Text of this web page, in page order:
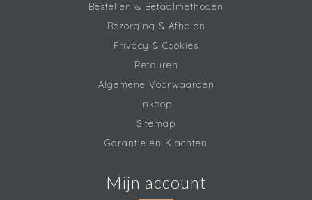
Bestellen & Betaalmethoden
Bezorging & Afhalen
Privacy & Cookies
Retouren
Algemene Voorwaarden
Inkoop
Sitemap
Garantie en Klachten
Mijn account